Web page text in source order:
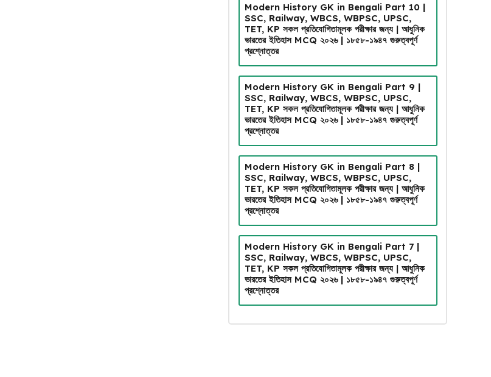
Modern History GK in Bengali Part 10 |
SSC, Railway, WBCS, WBPSC, UPSC,
TET, KP সকল প্রতিযোগিতামূলক পরীক্ষার জন্য | আধুনিক
ভারতের ইতিহাস MCQ ২০২৬ | ১৮৫৮-১৯৪৭ গুরুত্বপূর্ণ
প্রশ্নোত্তর
Modern History GK in Bengali Part 9 |
SSC, Railway, WBCS, WBPSC, UPSC,
TET, KP সকল প্রতিযোগিতামূলক পরীক্ষার জন্য | আধুনিক
ভারতের ইতিহাস MCQ ২০২৬ | ১৮৫৮-১৯৪৭ গুরুত্বপূর্ণ
প্রশ্নোত্তর
Modern History GK in Bengali Part 8 |
SSC, Railway, WBCS, WBPSC, UPSC,
TET, KP সকল প্রতিযোগিতামূলক পরীক্ষার জন্য | আধুনিক
ভারতের ইতিহাস MCQ ২০২৬ | ১৮৫৮-১৯৪৭ গুরুত্বপূর্ণ
প্রশ্নোত্তর
Modern History GK in Bengali Part 7 |
SSC, Railway, WBCS, WBPSC, UPSC,
TET, KP সকল প্রতিযোগিতামূলক পরীক্ষার জন্য | আধুনিক
ভারতের ইতিহাস MCQ ২০২৬ | ১৮৫৮-১৯৪৭ গুরুত্বপূর্ণ
প্রশ্নোত্তর